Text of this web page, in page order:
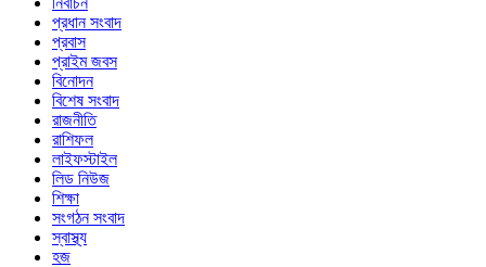
প্রধান সংবাদ
প্রবাস
প্রাইম জবস
বিনোদন
বিশেষ সংবাদ
রাজনীতি
রাশিফল
লাইফস্টাইল
লিড নিউজ
শিক্ষা
সংগঠন সংবাদ
স্বাস্থ্য
হজ